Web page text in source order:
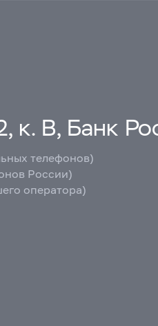
к. В, Банк
телефонов)
России)
оператора)